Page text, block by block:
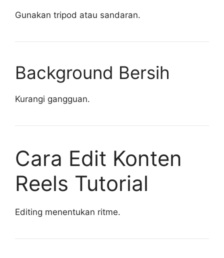
Gunakan tripod atau sandaran.
Background Bersih
Kurangi gangguan.
Cara Edit Konten
Reels Tutorial
Editing menentukan ritme.